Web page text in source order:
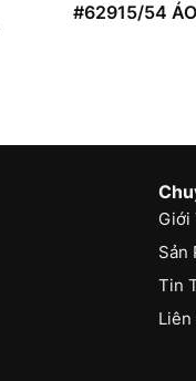
#62915/54
Giới
Sản
Tin
Liên